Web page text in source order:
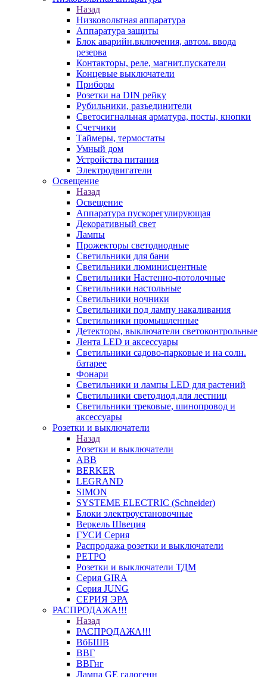
Назад
Низковольтная аппаратура
Аппаратура защиты
Блок аварийн.включения, автом. ввода
резерва
Контакторы, реле, магнит.пускатели
Концевые выключатели
Приборы
Розетки на DIN рейку
Рубильники, разъединители
Светосигнальная арматура, посты, кнопки
Счетчики
Таймеры, термостаты
Умный дом
Устройства питания
Электродвигатели
Освещение
Назад
Освещение
Аппаратура пускорегулирующая
Декоративный свет
Лампы
Прожекторы светодиодные
Светильники для бани
Светильники люминисцентные
Светильники Настенно-потолочные
Светильники настольные
Светильники ночники
Светильники под лампу накаливания
Светильники промышленные
Детекторы, выключатели светоконтрольные
Лента LED и аксессуары
Светильники садово-парковые и на солн.
батарее
Фонари
Светильники и лампы LED для растений
Светильники светодиод.для лестниц
Светильники трековые, шинопровод и
аксессуары
Розетки и выключатели
Назад
Розетки и выключатели
ABB
BERKER
LEGRAND
SIMON
SYSTEME ELECTRIC (Schneider)
Блоки электроустановочные
Веркель Швеция
ГУСИ Серия
Распродажа розетки и выключатели
РЕТРО
Розетки и выключатели ТДМ
Серия GIRA
Серия JUNG
СЕРИЯ ЭРА
РАСПРОДАЖА!!!
Назад
РАСПРОДАЖА!!!
ВбБШВ
ВВГ
ВВГнг
Лампа GE галогенн